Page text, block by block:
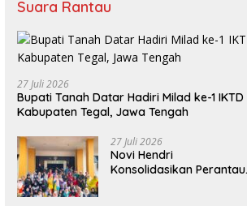
Suara Rantau
27 Juli 2026
Bupati Tanah Datar Hadiri Milad ke-1 IKTD
Kabupaten Tegal, Jawa Tengah
27 Juli 2026
Novi Hendri
Konsolidasikan Perantau